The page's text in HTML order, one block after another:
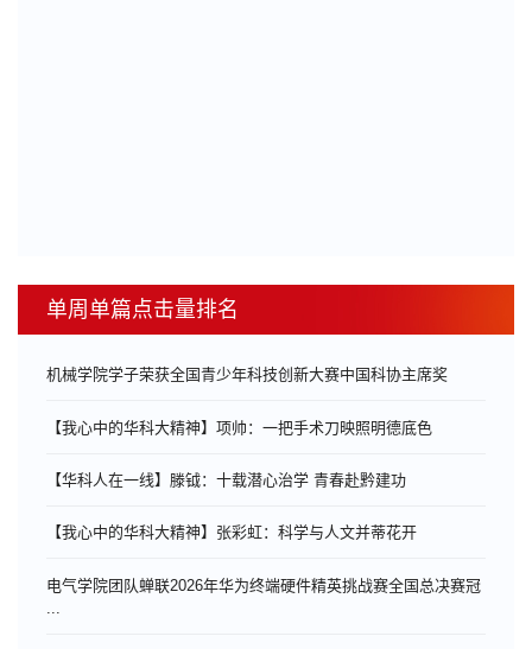
单周单篇点击量排名
机械学院学子荣获全国青少年科技创新大赛中国科协主席奖
【我心中的华科大精神】项帅：一把手术刀映照明德底色
【华科人在一线】滕钺：十载潜心治学 青春赴黔建功
【我心中的华科大精神】张彩虹：科学与人文并蒂花开
电气学院团队蝉联2026年华为终端硬件精英挑战赛全国总决赛冠